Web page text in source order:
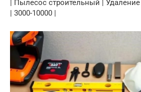
| Пылесос строительный |
| 3000-10000 |